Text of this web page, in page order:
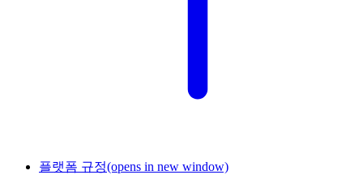
플랫폼 규정(opens in new window)